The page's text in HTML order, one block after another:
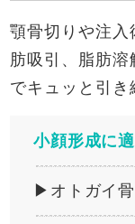
顎骨切りや注入
肪吸引、脂肪
でキュッと引き
小顔形成に
▶オトガイ骨